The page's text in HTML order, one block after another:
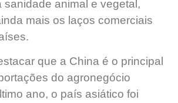
sanidade animal e vegetal,
mais os laços comerciais
que a China é o principal
do agronegócio
ano, o país asiático foi